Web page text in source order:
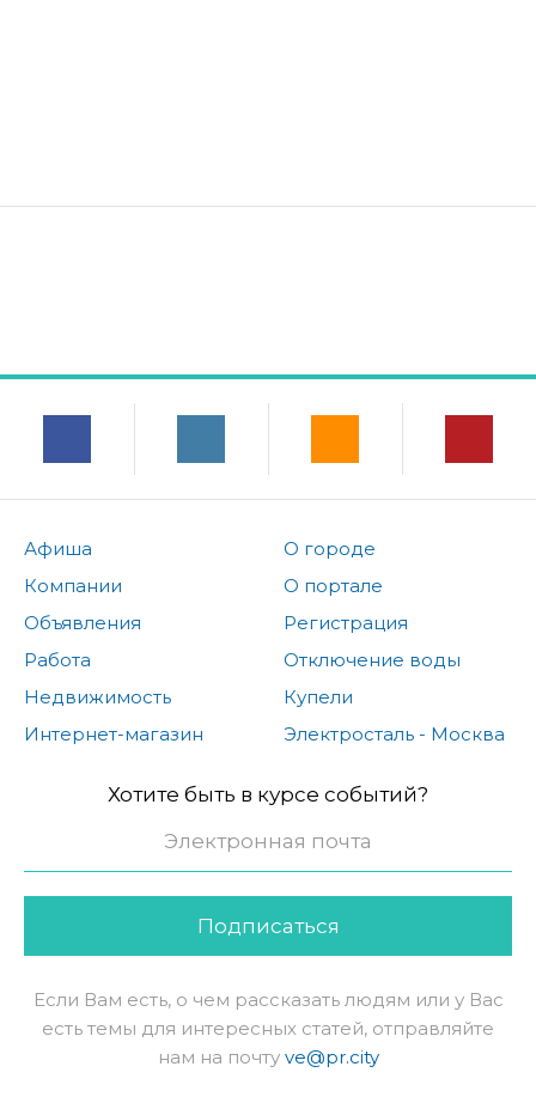
Афиша
Компании
Объявления
Работа
Недвижимость
Интернет-магазин
О городе
О портале
Регистрация
Отключение воды
Купели
Электросталь - Москва
Хотите быть в курсе событий?
Подписаться
Если Вам есть, о чем рассказать людям или у Вас
есть темы для интересных статей, отправляйте
нам на почту ve@pr.city